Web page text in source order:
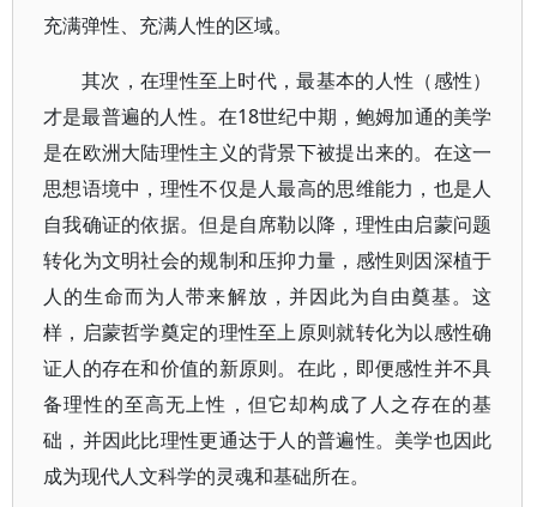
充满弹性、充满人性的区域。
其次，在理性至上时代，最基本的人性（感性）
才是最普遍的人性。在18世纪中期，鲍姆加通的美学
是在欧洲大陆理性主义的背景下被提出来的。在这一
思想语境中，理性不仅是人最高的思维能力，也是人
自我确证的依据。但是自席勒以降，理性由启蒙问题
转化为文明社会的规制和压抑力量，感性则因深植于
人的生命而为人带来解放，并因此为自由奠基。这
样，启蒙哲学奠定的理性至上原则就转化为以感性确
证人的存在和价值的新原则。在此，即便感性并不具
备理性的至高无上性，但它却构成了人之存在的基
础，并因此比理性更通达于人的普遍性。美学也因此
成为现代人文科学的灵魂和基础所在。